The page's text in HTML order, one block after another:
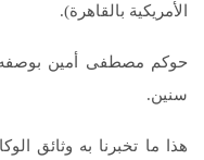
الأمريكية بالقاهرة).
حوكم مصطفى أمين
سنين.
هذا ما تخبرنا به وثائق